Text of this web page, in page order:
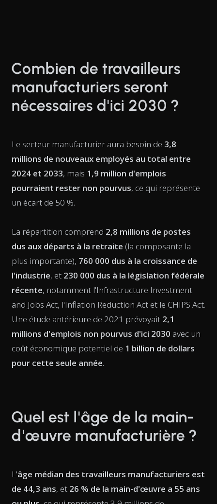
Combien de travailleurs
manufacturiers seront
nécessaires d'ici 2030 ?
Le secteur manufacturier aura besoin de 3,8
millions de nouveaux employés au total entre
2024 et 2033, mais 1,9 million d'emplois
pourraient rester non pourvus, ce qui représente
un écart de 50 %.
La répartition comprend 2,8 millions de postes
dus aux départs à la retraite (la composante la
plus importante), 760 000 dus à la croissance de
l'industrie, et 230 000 dus à la législation fédérale
récente, notamment l'Infrastructure Investment
and Jobs Act, l'Inflation Reduction Act et le CHIPS Act.
Une étude antérieure de 2021 prévoyait 2,1
millions d'emplois non pourvus d'ici 2030 avec un
coût économique potentiel de 1 billion de dollars
pour cette seule année.
Quel est l'âge de la main-
d'œuvre manufacturière ?
L'âge médian des travailleurs manufacturiers est
de 44,3 ans, et 26 % de la main-d'œuvre a 55 ans